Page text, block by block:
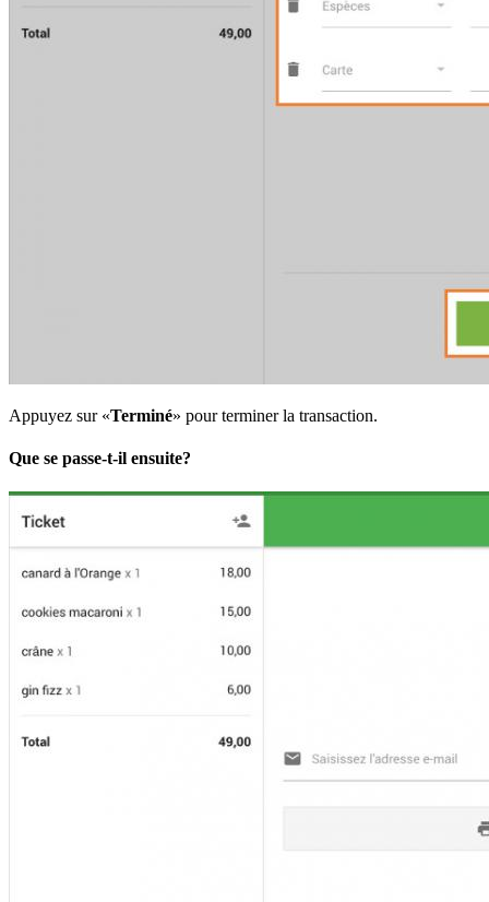
Appuyez sur «Terminé» pour terminer la transaction.
Que se passe-t-il ensuite?